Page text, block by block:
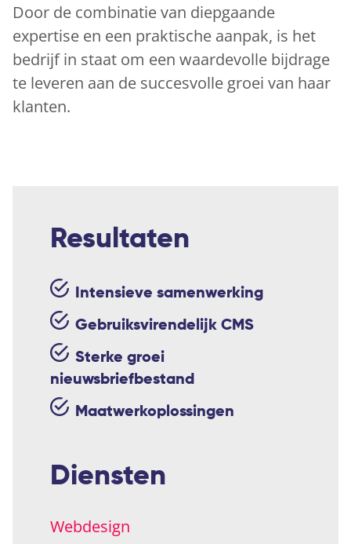
Door de combinatie van diepgaande
expertise en een praktische aanpak, is het
bedrijf in staat om een ​​waardevolle bijdrage
te leveren aan de succesvolle groei van haar
klanten.
Resultaten
Intensieve samenwerking
Gebruiksvirendelijk CMS
Sterke groei
nieuwsbriefbestand
Maatwerkoplossingen
Diensten
Webdesign